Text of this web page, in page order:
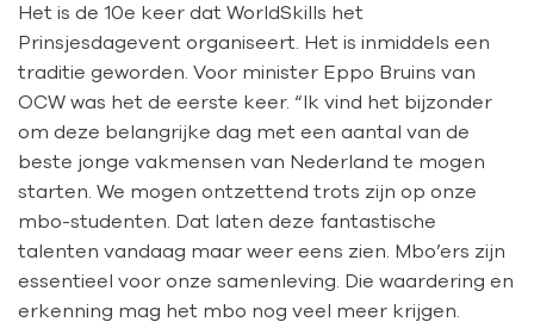
Het is de 10e keer dat WorldSkills het
Prinsjesdagevent organiseert. Het is inmiddels een
traditie geworden. Voor minister Eppo Bruins van
OCW was het de eerste keer. “Ik vind het bijzonder
om deze belangrijke dag met een aantal van de
beste jonge vakmensen van Nederland te mogen
starten. We mogen ontzettend trots zijn op onze
mbo-studenten. Dat laten deze fantastische
talenten vandaag maar weer eens zien. Mbo’ers zijn
essentieel voor onze samenleving. Die waardering en
erkenning mag het mbo nog veel meer krijgen.